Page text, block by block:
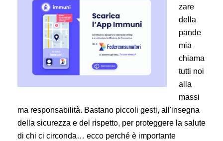
zare
della
pande
mia
chiama
tutti noi
alla
massi
ma responsabilità. Bastano piccoli gesti, all'insegna
della sicurezza e del rispetto, per proteggere la salute
di chi ci circonda… ecco perché è importante